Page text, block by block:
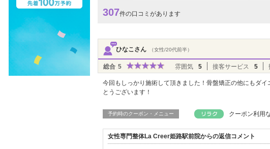
307件の口コミがあります
ひなこさん （女性/20代前半）
総合 5 雰囲気 5 接客サービス 5
今回もしっかり施術して頂きました！骨盤矯正の他にもダ
とうございます！
予約時のクーポン・メニュー クーポン利用
女性専門整体La Creer姫路駅前院からの返信コメント